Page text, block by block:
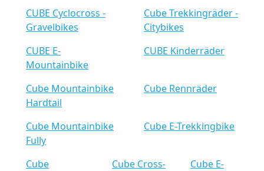
CUBE Cyclocross -
Gravelbikes
Cube Trekkingräder -
Citybikes
CUBE E-
Mountainbike
CUBE Kinderräder
Cube Mountainbike
Hardtail
Cube Rennräder
Cube Mountainbike
Fully
Cube E-Trekkingbike
Cube
Cube Cross-
Cube E-